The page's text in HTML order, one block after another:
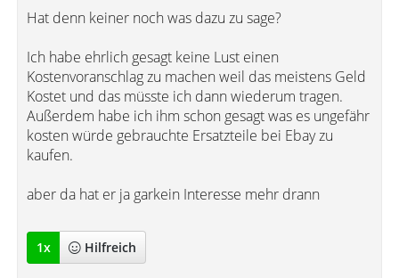
Hat denn keiner noch was dazu zu sage?
Ich habe ehrlich gesagt keine Lust einen
Kostenvoranschlag zu machen weil das meistens Geld
Kostet und das müsste ich dann wiederum tragen.
Außerdem habe ich ihm schon gesagt was es ungefähr
kosten würde gebrauchte Ersatzteile bei Ebay zu
kaufen.
aber da hat er ja garkein Interesse mehr drann
1x Hilfreich